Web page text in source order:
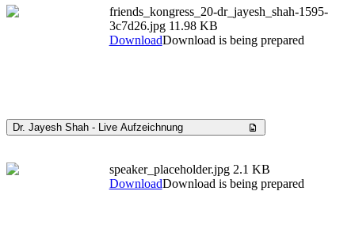
friends_kongress_20-dr_jayesh_shah-1595-
3c7d26.jpg 11.98 KB
DownloadDownload is being prepared
Dr. Jayesh Shah - Live Aufzeichnung
speaker_placeholder.jpg 2.1 KB
DownloadDownload is being prepared